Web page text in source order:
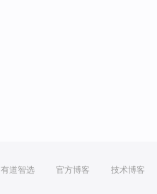
有道智选 官方博客 技术博客